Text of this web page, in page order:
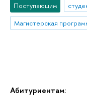
Абитуриентам:
Поступающим